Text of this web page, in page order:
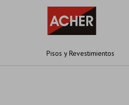
Pisos y Revestimientos